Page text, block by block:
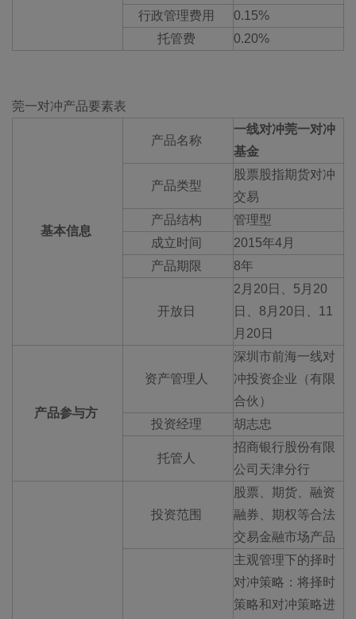
行政管理费用
0.15%
托管费
0.20%
莞一对冲产品要素表
基本信息
产品名称
一线对冲莞一对冲
基金
产品类型
股票股指期货对冲
交易
产品结构
管理型
成立时间
2015年4月
产品期限
8年
开放日
2月20日、5月20
日、8月20日、11
月20日
产品参与方
资产管理人
深圳市前海一线对
冲投资企业（有限
合伙）
投资经理
胡志忠
托管人
招商银行股份有限
公司天津分行
投资范围
股票、期货、融资
融券、期权等合法
交易金融市场产品
主观管理下的择时
对冲策略：将择时
策略和对冲策略进